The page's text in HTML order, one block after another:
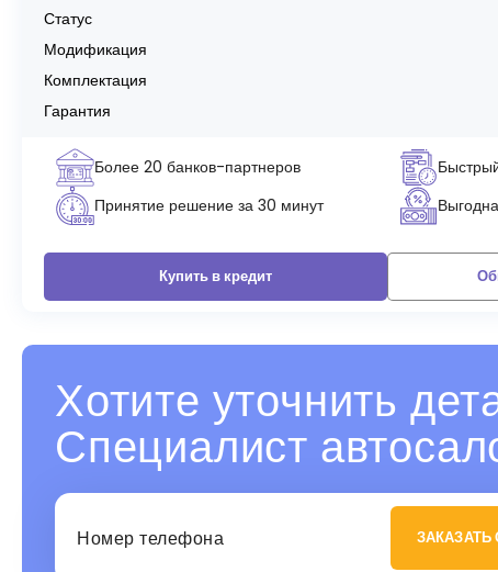
Статус
Модификация
Комплектация
Гарантия
Более 20 банков-партнеров
Принятие решение за 30 минут
Купить в кредит
Хотите уточнить
Специалист